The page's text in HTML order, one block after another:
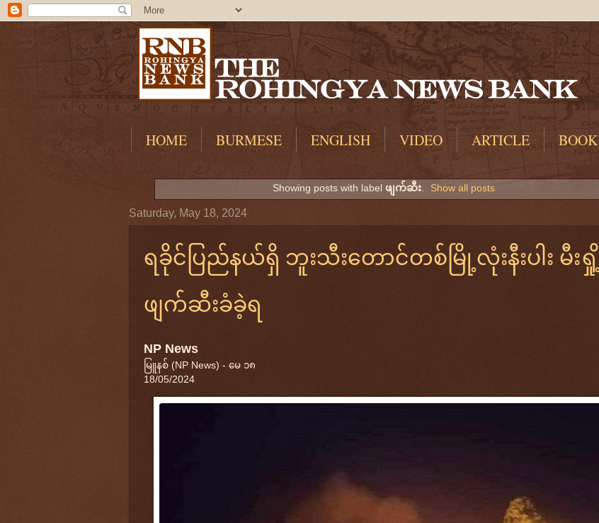
HOME BURMESE ENGLISH VIDEO ARTICLE BOOK
Showing posts with label ဖျက်ဆီး. Show all posts
Saturday, May 18, 2024
ရခိုင်ပြည်နယ်ရှိ ဘူးသီးတောင်တစ်မြို့လုံးနီးပါး မီးရှို့
ဖျက်ဆီးခံခဲ့ရ
NP News
မြူနစ် (NP News) - မေ ၁၈
18/05/2024